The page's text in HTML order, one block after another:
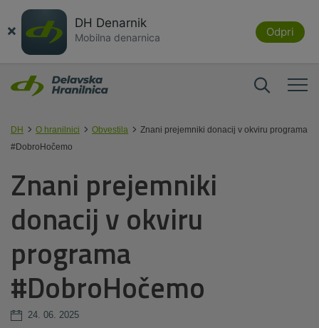
× DH Denarnik
Mobilna denarnica Odpri
DH O hranilnici Obvestila
Znani prejemniki donacij v okviru programa
#DobroHočemo
Znani prejemniki
donacij v okviru
programa
#DobroHočemo
24. 06. 2025